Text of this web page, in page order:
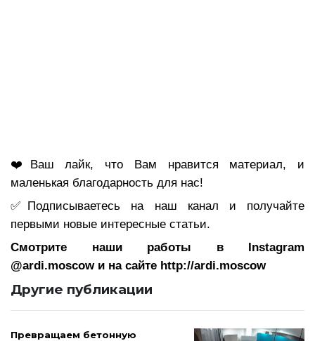
❤️Ваш лайк, что Вам нравится материал, и
маленькая благодарность для нас!
✅Подписываетесь на наш канал и получайте
первыми новые интересные статьи.
Смотрите наши работы в Instagram
@ardi.moscow и на сайте http://ardi.moscow
Другие публикации
Превращаем бетонную